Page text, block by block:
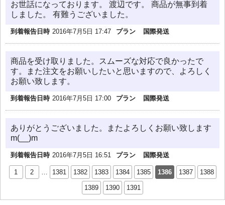
お世話になっております。 渡辺です。 商品が無事到着
しました。 有難うございました。
到着報告日時 2016年7月5日 17:47 プラン 国際発送
商品を受け取りました。スムーズな対応で良かったで
す。また注文をお願いしたいと思いますので、よろしく
お願い致します。
到着報告日時 2016年7月5日 17:00 プラン 国際発送
ありがとうございました。またよろしくお願い致します
m(__)m
到着報告日時 2016年7月5日 16:51 プラン 国際発送
1 2 … 1381 1382 1383 1384 1385 1386 1387 1388
1389 1390 1391